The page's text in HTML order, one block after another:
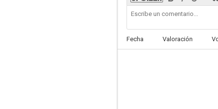
Fecha Valoración